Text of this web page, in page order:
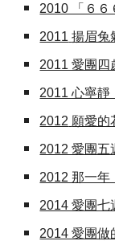
2010 「６６
2011 揚眉兔
2011 愛團四
2011 心寧靜
2012 願愛的
2012 愛團五
2012 那一年
2014 愛團七
2014 愛團做